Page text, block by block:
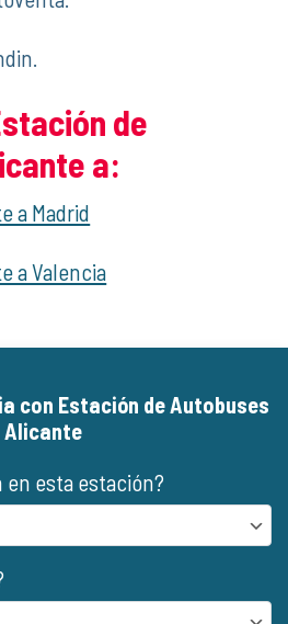
de
a:
a Madrid
a Valencia
con Estación de Autobuses
Alicante
en esta estación?